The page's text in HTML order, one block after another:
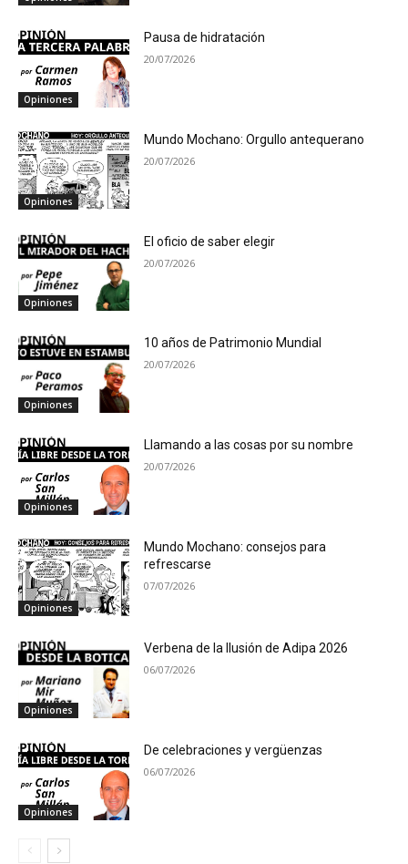
Opiniones
Pausa de hidratación
20/07/2026
Opiniones
Mundo Mochano: Orgullo antequerano
20/07/2026
Opiniones
El oficio de saber elegir
20/07/2026
Opiniones
10 años de Patrimonio Mundial
20/07/2026
Opiniones
Llamando a las cosas por su nombre
20/07/2026
Opiniones
Mundo Mochano: consejos para
refrescarse
07/07/2026
Opiniones
Verbena de la Ilusión de Adipa 2026
06/07/2026
Opiniones
De celebraciones y vergüenzas
06/07/2026